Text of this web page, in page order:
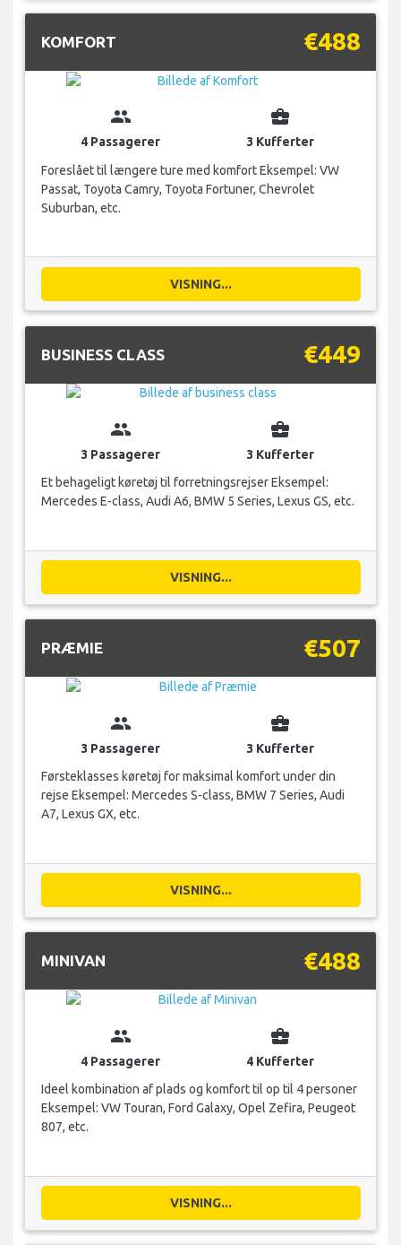
KOMFORT €488
group
4 Passagerer
business_center
3 Kufferter
Foreslået til længere ture med komfort Eksempel: VW
Passat, Toyota Camry, Toyota Fortuner, Chevrolet
Suburban, etc.
VISNING...
BUSINESS CLASS €449
group
3 Passagerer
business_center
3 Kufferter
Et behageligt køretøj til forretningsrejser Eksempel:
Mercedes E-class, Audi A6, BMW 5 Series, Lexus GS, etc.
VISNING...
PRÆMIE €507
group
3 Passagerer
business_center
3 Kufferter
Førsteklasses køretøj for maksimal komfort under din
rejse Eksempel: Mercedes S-class, BMW 7 Series, Audi
A7, Lexus GX, etc.
VISNING...
MINIVAN €488
group
4 Passagerer
business_center
4 Kufferter
Ideel kombination af plads og komfort til op til 4 personer
Eksempel: VW Touran, Ford Galaxy, Opel Zefira, Peugeot
807, etc.
VISNING...